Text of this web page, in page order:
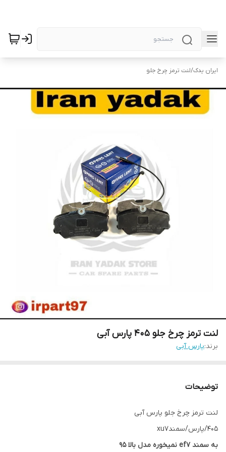
ایران یدک/لنت ترمز چرخ جلو
لنت ترمز چرخ جلو 405 پارس آبی
برند:پارس آبی
توضیحات
لنت ترمز چرخ جلو پارس آبی
405/پارس/سمندxu7
به سمند ef7 نمیخوره مدل بالا 95